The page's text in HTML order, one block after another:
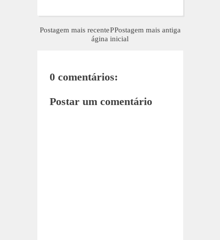
Postagem mais recente Postagem mais antiga
P
ágina inicial
0 comentários:
Postar um comentário